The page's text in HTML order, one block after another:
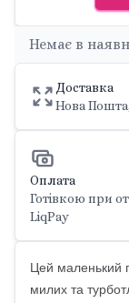
Немає в
Доставка
Нова
Оплата
Готівкою при
LiqPay
Цей маленький
милих та